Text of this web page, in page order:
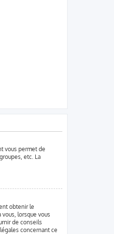
vous permet de
etc. La
obtenir le
lorsque vous
de conseils
concernant ce